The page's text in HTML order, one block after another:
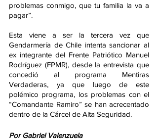
problemas conmigo, que tu familia la va a
pagar”.
Esta viene a ser la tercera vez que
Gendarmería de Chile intenta sancionar al
ex integrante del Frente Patriótico Manuel
Rodríguez (FPMR), desde la entrevista que
concedió al programa Mentiras
Verdaderas, ya que luego de este
polémico programa, los problemas con el
“Comandante Ramiro” se han acrecentado
dentro de la Cárcel de Alta Seguridad.
Por Gabriel Valenzuela